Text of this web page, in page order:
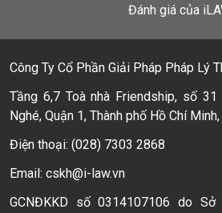
Đánh giá của
Công Ty Cổ Phần Giải Pháp Pháp Lý
Tầng 6,7 Toà nhà Friendship, số
Nghé, Quận 1, Thành phố Hồ Chí
Điện thoại: (028) 7303 2868
Email: cskh@i-law.vn
GCNĐKKD số 0314107106 do